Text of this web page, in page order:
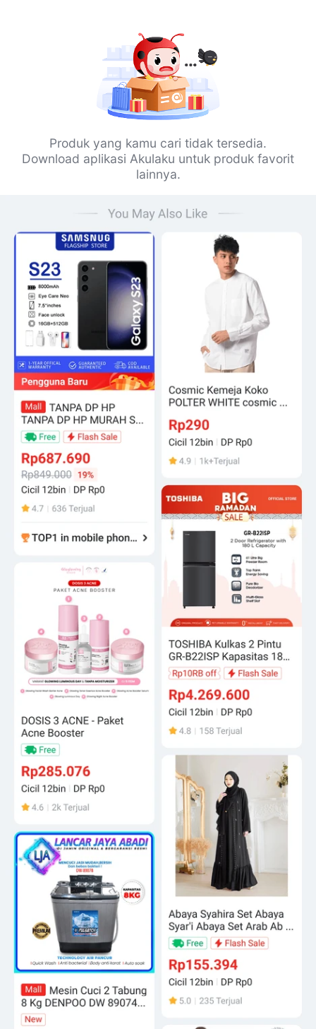
Produk yang kamu cari tidak tersedia.
Download aplikasi Akulaku untuk produk favorit
lainnya.